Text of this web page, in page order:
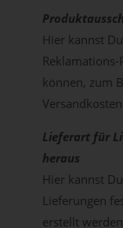
Hier kannst
können, zum
Versandkosten.
Lieferart für
heraus
Hier kannst
Lieferungen
erstellt